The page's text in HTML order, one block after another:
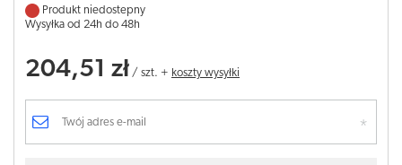
Produkt niedostepny
Wysyłka od 24h do 48h
204,51 zł / szt. + koszty wysyłki